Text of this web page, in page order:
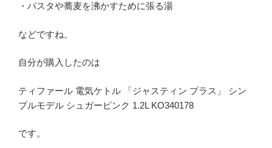
・パスタや蕎麦を沸かすために張る湯
などですね。
自分が購入したのは
ティファール 電気ケトル 「ジャスティン プラス」 シン
プルモデル シュガーピンク 1.2L KO340178
です。